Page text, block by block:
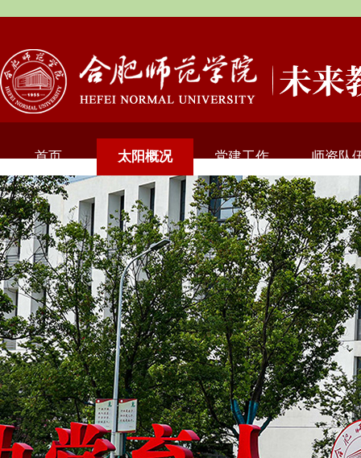
首页 太阳概况 党建工作 师资队